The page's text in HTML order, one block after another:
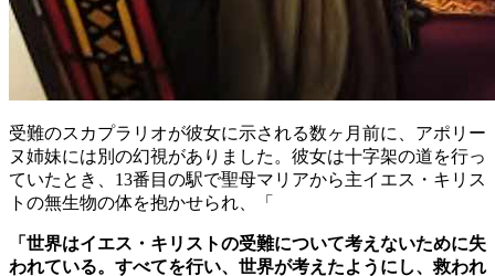
受難のスカプラリオが彼女に示される数ヶ月前に、アポリー
ヌ姉妹には別の幻視がありました。彼女は十字架の道を行っ
ていたとき、13番目の駅で聖母マリアから主イエス・キリス
トの無生物の体を抱かせられ、「
「世界はイエス・キリストの受難について考えないために失
われている。すべてを行い、世界が考えたようにし、救われ